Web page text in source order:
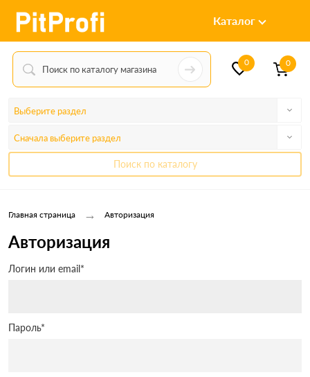
Каталог
0 0
Выберите раздел
Сначала выберите раздел
Поиск по каталогу
Главная страница → Авторизация
Авторизация
Логин или email*
Пароль*